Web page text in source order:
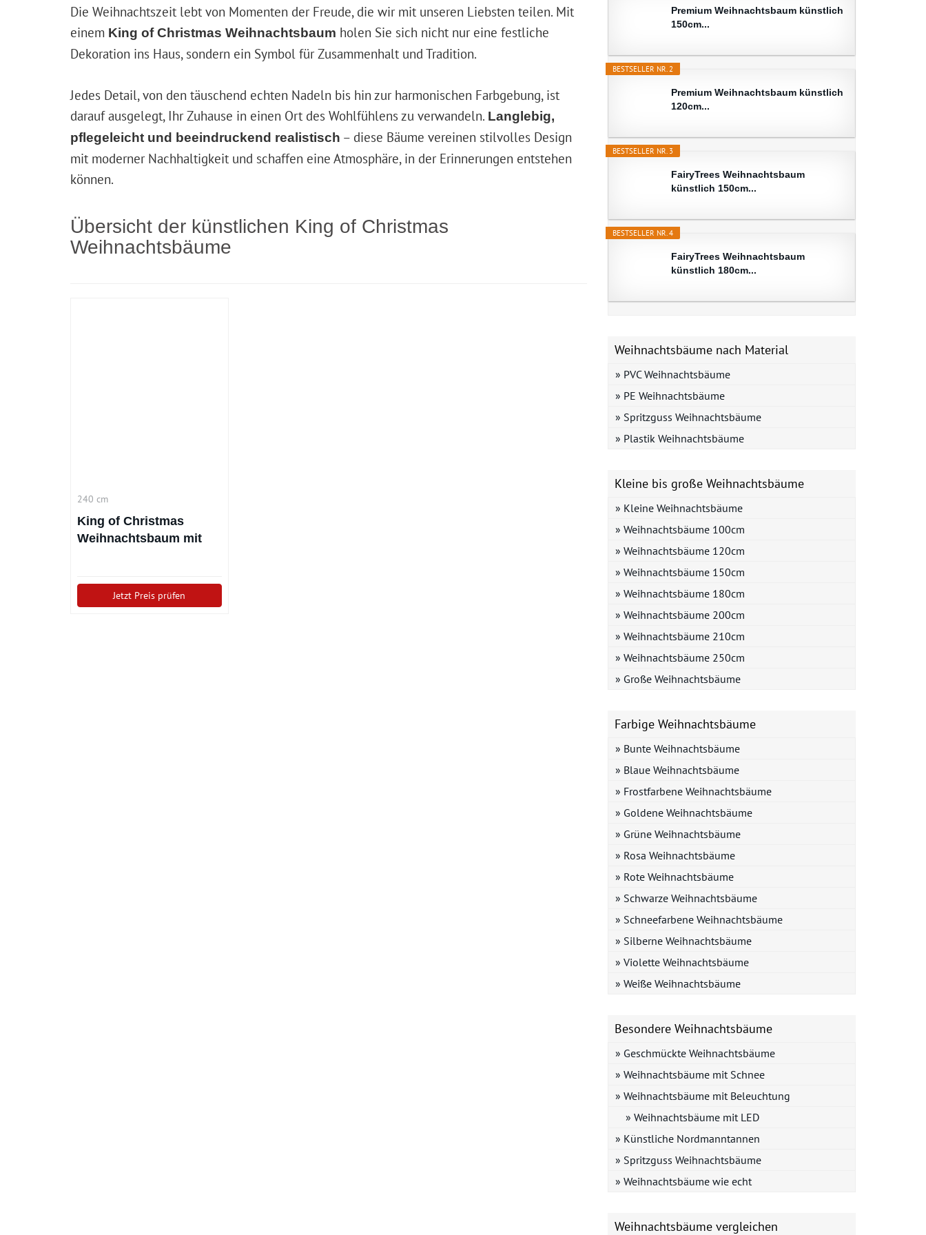
Die Weihnachtszeit lebt von Momenten der Freude, die wir mit unseren Liebsten teilen. Mit
einem King of Christmas Weihnachtsbaum holen Sie sich nicht nur eine festliche
Dekoration ins Haus, sondern ein Symbol für Zusammenhalt und Tradition.
Jedes Detail, von den täuschend echten Nadeln bis hin zur harmonischen Farbgebung, ist
darauf ausgelegt, Ihr Zuhause in einen Ort des Wohlfühlens zu verwandeln. Langlebig,
pflegeleicht und beeindruckend realistisch – diese Bäume vereinen stilvolles Design
mit moderner Nachhaltigkeit und schaffen eine Atmosphäre, in der Erinnerungen entstehen
können.
Übersicht der künstlichen King of Christmas
Weihnachtsbäume
240 cm
King of Christmas
Weihnachtsbaum mit
Jetzt Preis prüfen
Premium Weihnachtsbaum künstlich
150cm...
BESTSELLER NR. 2
Premium Weihnachtsbaum künstlich
120cm...
BESTSELLER NR. 3
FairyTrees Weihnachtsbaum
künstlich 150cm...
BESTSELLER NR. 4
FairyTrees Weihnachtsbaum
künstlich 180cm...
Weihnachtsbäume nach Material
» PVC Weihnachtsbäume
» PE Weihnachtsbäume
» Spritzguss Weihnachtsbäume
» Plastik Weihnachtsbäume
Kleine bis große Weihnachtsbäume
» Kleine Weihnachtsbäume
» Weihnachtsbäume 100cm
» Weihnachtsbäume 120cm
» Weihnachtsbäume 150cm
» Weihnachtsbäume 180cm
» Weihnachtsbäume 200cm
» Weihnachtsbäume 210cm
» Weihnachtsbäume 250cm
» Große Weihnachtsbäume
Farbige Weihnachtsbäume
» Bunte Weihnachtsbäume
» Blaue Weihnachtsbäume
» Frostfarbene Weihnachtsbäume
» Goldene Weihnachtsbäume
» Grüne Weihnachtsbäume
» Rosa Weihnachtsbäume
» Rote Weihnachtsbäume
» Schwarze Weihnachtsbäume
» Schneefarbene Weihnachtsbäume
» Silberne Weihnachtsbäume
» Violette Weihnachtsbäume
» Weiße Weihnachtsbäume
Besondere Weihnachtsbäume
» Geschmückte Weihnachtsbäume
» Weihnachtsbäume mit Schnee
» Weihnachtsbäume mit Beleuchtung
» Weihnachtsbäume mit LED
» Künstliche Nordmanntannen
» Spritzguss Weihnachtsbäume
» Weihnachtsbäume wie echt
Weihnachtsbäume vergleichen